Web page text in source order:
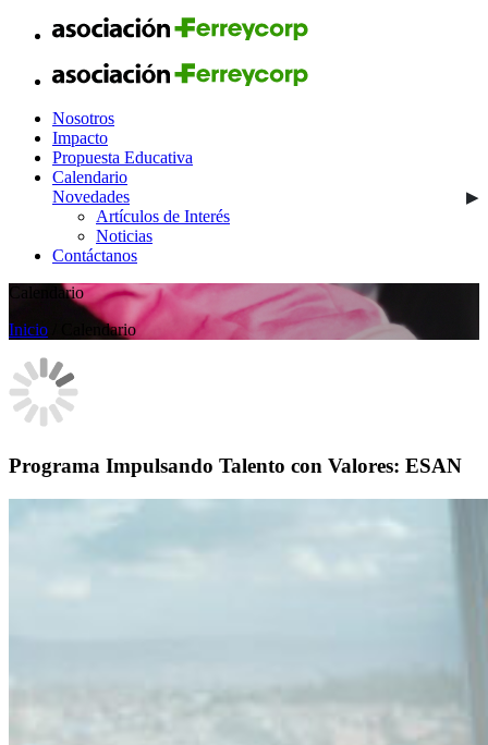
Nosotros
Impacto
Propuesta Educativa
Calendario
Novedades
Artículos de Interés
Noticias
Contáctanos
Calendario
Inicio / Calendario
Programa Impulsando Talento con Valores: ESAN